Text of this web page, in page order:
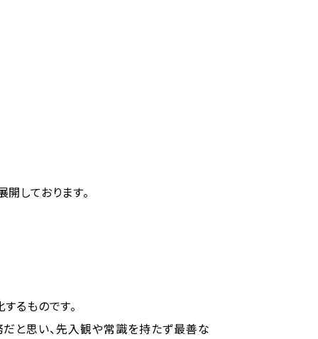
しております。
るものです。
と思い、先入観や常識を持たず最善な